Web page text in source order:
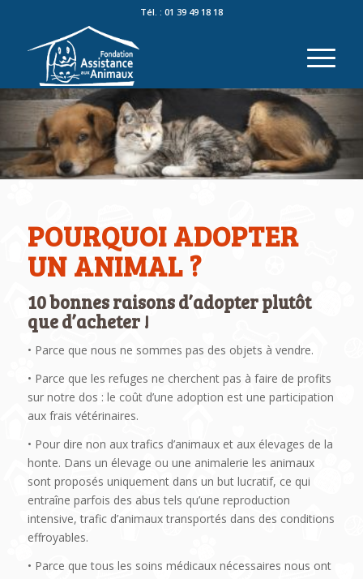
Tél. : 01 39 49 18 18
POURQUOI ADOPTER
UN ANIMAL ?
10 bonnes raisons d’adopter plutôt
que d’acheter !
• Parce que nous ne sommes pas des objets à vendre.
• Parce que les refuges ne cherchent pas à faire de profits
sur notre dos : le coût d’une adoption est une participation
aux frais vétérinaires.
• Pour dire non aux trafics d’animaux et aux élevages de la
honte. Dans un élevage ou une animalerie les animaux
sont proposés uniquement dans un but lucratif, ce qui
entraîne parfois des abus tels qu’une reproduction
intensive, trafic d’animaux transportés dans des conditions
effroyables.
• Parce que tous les soins médicaux nécessaires nous ont